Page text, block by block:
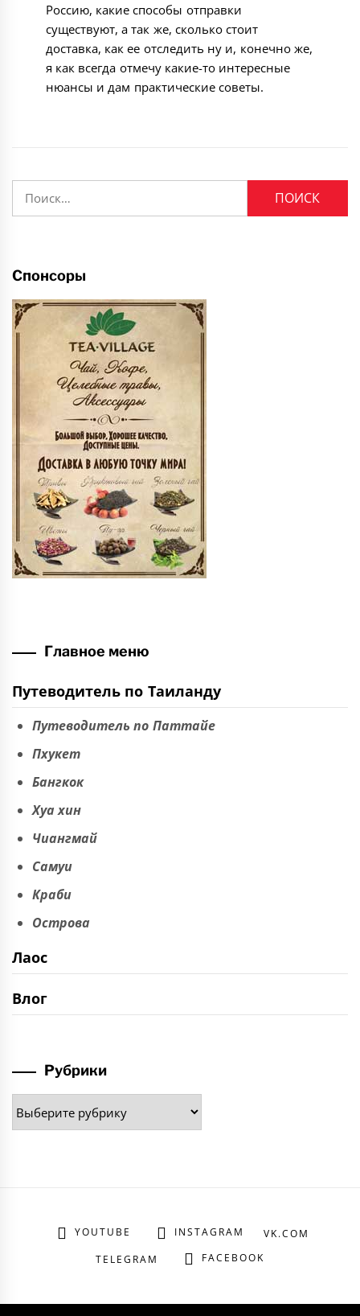
Россию, какие способы отправки
существуют, а так же, сколько стоит
доставка, как ее отследить ну и, конечно же,
я как всегда отмечу какие-то интересные
нюансы и дам практические советы.
Спонсоры
Главное меню
Путеводитель по Таиланду
Путеводитель по Паттайе
Пхукет
Бангкок
Хуа хин
Чиангмай
Самуи
Краби
Острова
Лаос
Влог
Рубрики
Рубрики
YOUTUBE INSTAGRAM
VK.COM
TELEGRAM
FACEBOOK